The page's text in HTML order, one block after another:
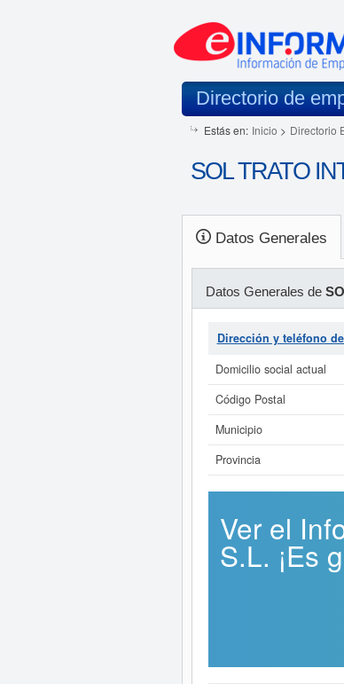
Directorio de
Estás en: Inicio > Directorio
SOL TRATO
Datos Generales
Datos Generales de
Dirección y teléfono de
Domicilio social actual
Código Postal
Municipio
Provincia
Ver el
S.L. ¡Es